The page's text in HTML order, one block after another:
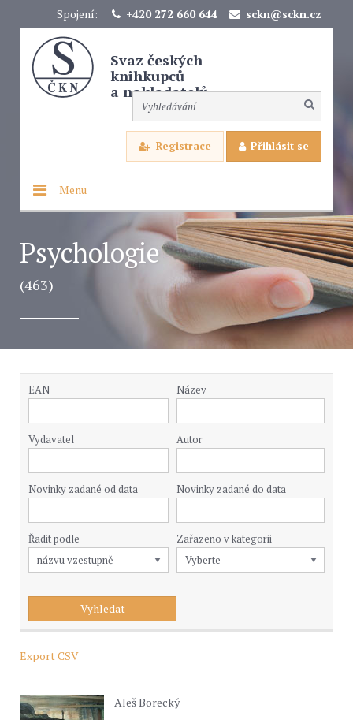
Spojení: +420 272 660 644 sckn@sckn.cz
Svaz českých
knihkupců
a nakladatelů
Registrace Přihlásit se
Menu
Psychologie
(463)
EAN Název
Vydavatel Autor
Novinky zadané od data Novinky zadané do data
Řadit podle Zařazeno v kategorii
Export CSV
Aleš Borecký